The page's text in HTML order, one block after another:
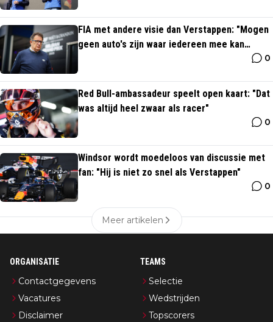
FIA met andere visie dan Verstappen: "Mogen
geen auto's zijn waar iedereen mee kan
0
Red Bull-ambassadeur speelt open kaart: "Dat
was altijd heel zwaar als racer"
0
Windsor wordt moedeloos van discussie met
fan: "Hij is niet zo snel als Verstappen"
0
Meer artikelen
ORGANISATIE
Contactgegevens
Vacatures
Disclaimer
TEAMS
Selectie
Wedstrijden
Topscorers